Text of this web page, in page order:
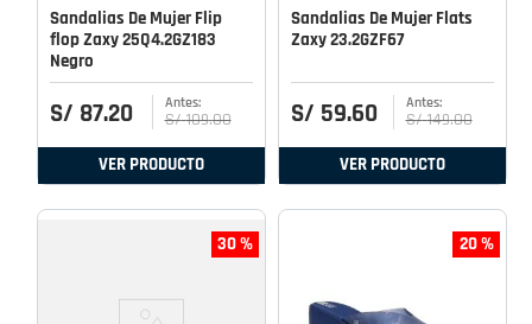
Sandalias De Mujer Flip
flop Zaxy 25Q4.2GZ183
Negro
S/ 87.20 S/ 109.00
VER PRODUCTO
Sandalias De Mujer Flats
Zaxy 23.2GZF67
S/ 59.60 S/ 149.00
VER PRODUCTO
30 % 20 %